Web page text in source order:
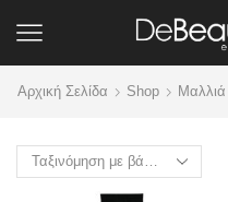
Αρχική Σελίδα Shop Mαλλιά